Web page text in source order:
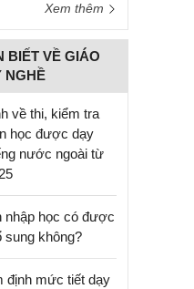
Xem thêm
BIẾT VỀ GIÁO
NGHỀ
về thi, kiểm tra
học được dạy
nước ngoài từ
nhập học có được
sung không?
định mức tiết dạy